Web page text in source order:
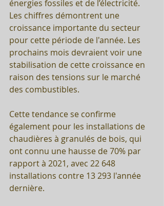
énergies fossiles et de l’électricité.
Les chiffres démontrent une
croissance importante du secteur
pour cette période de l'année. Les
prochains mois devraient voir une
stabilisation de cette croissance en
raison des tensions sur le marché
des combustibles.
Cette tendance se confirme
également pour les installations de
chaudières à granulés de bois, qui
ont connu une hausse de 70% par
rapport à 2021, avec 22 648
installations contre 13 293 l'année
dernière.